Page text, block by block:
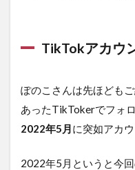
TikTokアカウ
ぽのこさんは先ほども
あったTikTokerでフォ
2022年5月に突如アカ
2022年5月というと今